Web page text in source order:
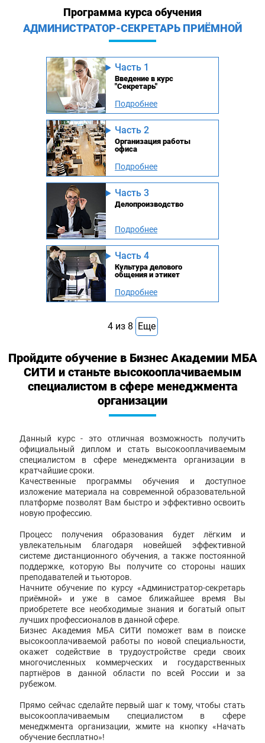
Программа курса обучения
АДМИНИСТРАТОР-СЕКРЕТАРЬ ПРИЁМНОЙ
Часть 1
Введение в курс
"Секретарь"
Подробнее
Часть 2
Организация работы
офиса
Подробнее
Часть 3
Делопроизводство
Подробнее
Часть 4
Культура делового
общения и этикет
Подробнее
4из 8 Еще
Пройдите обучение в Бизнес Академии МБА
СИТИ и станьте высокооплачиваемым
специалистом в сфере менеджмента
организации
Данный курс - это отличная возможность получить
официальный диплом и стать высокооплачиваемым
специалистом в сфере менеджмента организации в
кратчайшие сроки.
Качественные программы обучения и доступное
изложение материала на современной образовательной
платформе позволят Вам быстро и эффективно освоить
новую профессию.
Процесс получения образования будет лёгким и
увлекательным благодаря новейшей эффективной
системе дистанционного обучения, а также постоянной
поддержке, которую Вы получите со стороны наших
преподавателей и тьюторов.
Начните обучение по курсу «Администратор-секретарь
приёмной» и уже в самое ближайшее время Вы
приобретете все необходимые знания и богатый опыт
лучших профессионалов в данной сфере.
Бизнес Академия МБА СИТИ поможет вам в поиске
высокооплачиваемой работы по новой специальности,
окажет содействие в трудоустройстве среди своих
многочисленных коммерческих и государственных
партнёров в данной области по всей России и за
рубежом.
Прямо сейчас сделайте первый шаг к тому, чтобы стать
высокооплачиваемым специалистом в сфере
менеджмента организации, жмите на кнопку «Начать
обучение бесплатно»!